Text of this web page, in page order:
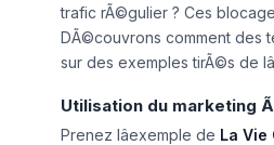
trafic rÃ©gulier ? Ces
DÃ©couvrons comment des
sur des exemples tirÃ©s de
Utilisation du marketing
Prenez lâexemple de La Vie